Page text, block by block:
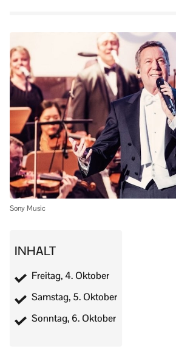
Sony Music
INHALT
Freitag, 4. Oktober
Samstag, 5. Oktober
Sonntag, 6. Oktober